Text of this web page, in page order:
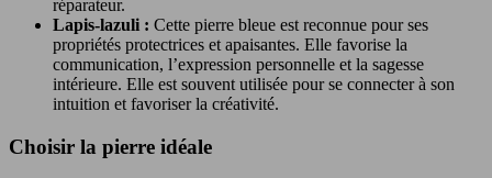
réparateur.
Lapis-lazuli : Cette pierre bleue est reconnue pour ses
propriétés protectrices et apaisantes. Elle favorise la
communication, l’expression personnelle et la sagesse
intérieure. Elle est souvent utilisée pour se connecter à son
intuition et favoriser la créativité.
Choisir la pierre idéale